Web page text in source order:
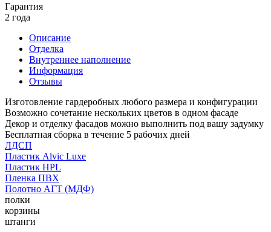
Гарантия
2 года
Описание
Отделка
Внутреннее наполнение
Информация
Отзывы
Изготовление гардеробных любого размера и конфигурации
Возможно сочетание нескольких цветов в одном фасаде
Декор и отделку фасадов можно выполнить под вашу задумку
Бесплатная сборка в течение 5 рабочих дней
ЛДСП
Пластик Alvic Luxe
Пластик HPL
Пленка ПВХ
Полотно АГТ (МДФ)
полки
корзины
штанги